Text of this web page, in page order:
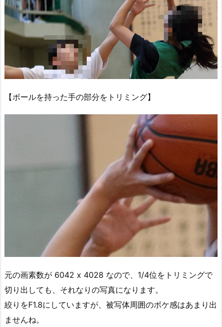
【ボールを持った手の部分をトリミング】
元の画素数が 6042 x 4028 なので、1/4位をトリミングで
切り出しても、それなりの写真になります。
絞りをF1.8にしていますが、被写体周囲のボケ感はあまり出
ませんね。